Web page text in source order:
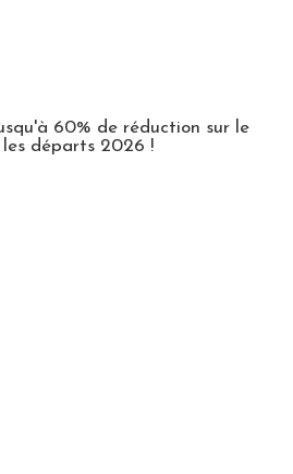
60% de réduction sur le
départs 2026 !